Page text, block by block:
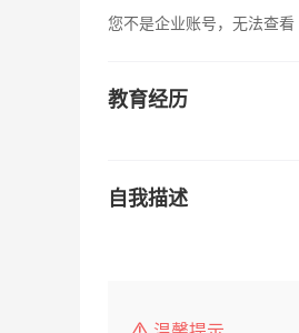
您不是企业账号，无法查看
教育经历
自我描述